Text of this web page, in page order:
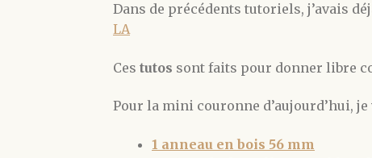
Dans de précédents tutoriels, j’avais
LA
Cestutos sont faits pour donner libre
Pour la mini couronne d’aujourd’hui,
1 anneau en bois 56 mm